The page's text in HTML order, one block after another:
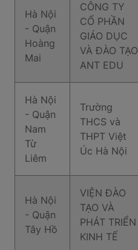
Hà Nội
- Quận
Hoàng
Mai
CÔNG TY
CỔ PHẦN
GIÁO DỤC
VÀ ĐÀO TẠO
ANT EDU
Hà Nội
- Quận
Nam
Từ
Liêm
Trường
THCS và
THPT Việt
Úc Hà Nội
Hà Nội
- Quận
Tây Hồ
VIỆN ĐÀO
TẠO VÀ
PHÁT TRIỂN
KINH TẾ